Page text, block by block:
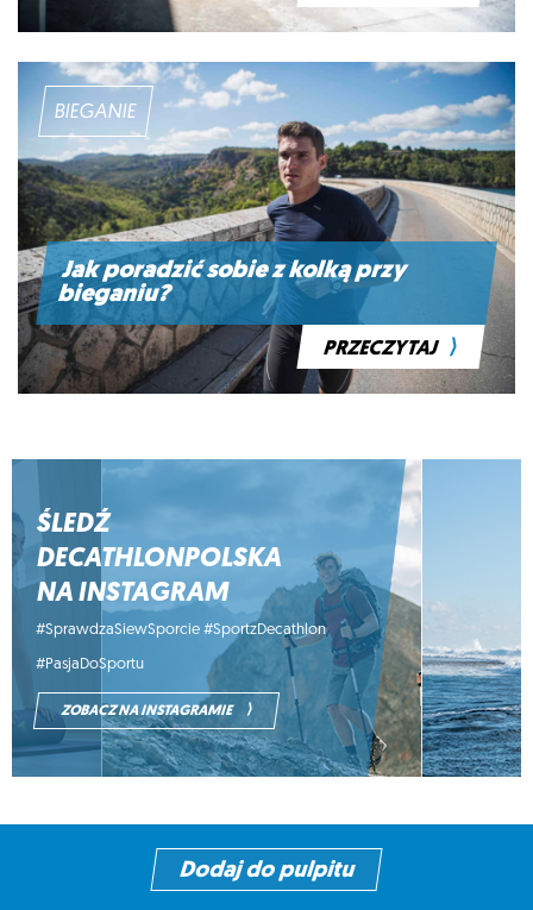
BIEGANIE
Jak poradzić sobie z kolką przy
bieganiu?
PRZECZYTAJ ⟩
ŚLEDŹ
DECATHLONPOLSKA
NA INSTAGRAM
#SprawdzaSiewSporcie #SportzDecathlon
#PasjaDoSportu
ZOBACZ NA INSTAGRAMIE ⟩
Dodaj do pulpitu